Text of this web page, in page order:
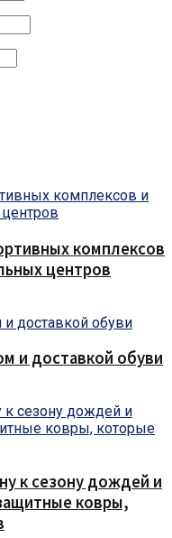
комплексов
центров
и доставкой обуви
к сезону дождей и
ковры,